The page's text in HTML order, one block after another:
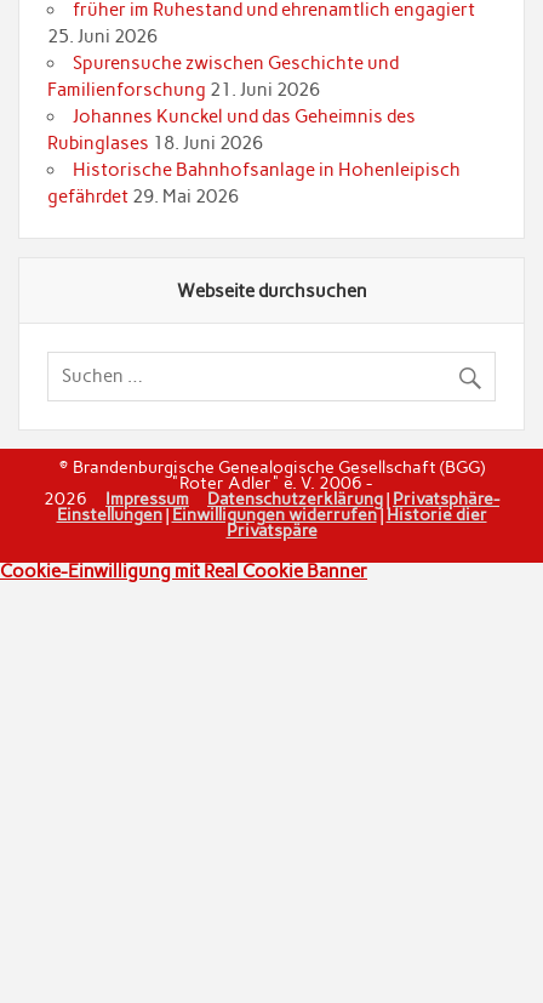
früher im Ruhestand und ehrenamtlich engagiert
25. Juni 2026
Spurensuche zwischen Geschichte und
Familienforschung 21. Juni 2026
Johannes Kunckel und das Geheimnis des
Rubinglases 18. Juni 2026
Historische Bahnhofsanlage in Hohenleipisch
gefährdet 29. Mai 2026
Webseite durchsuchen
© Brandenburgische Genealogische Gesellschaft (BGG)
"Roter Adler" e. V. 2006 -
2026 Impressum Datenschutzerklärung| Privatsphäre-
Einstellungen| Einwilligungen widerrufen|Historie dier
Privatspäre
Cookie-Einwilligung mit Real Cookie Banner